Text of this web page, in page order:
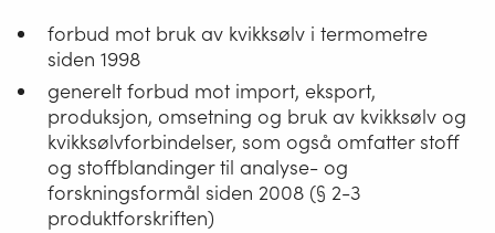
forbud mot bruk av kvikksølv i termometre
siden 1998
generelt forbud mot import, eksport,
produksjon, omsetning og bruk av kvikksølv og
kvikksølvforbindelser, som også omfatter stoff
og stoffblandinger til analyse- og
forskningsformål siden 2008 (§ 2-3
produktforskriften)